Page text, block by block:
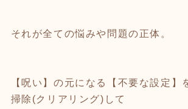
それが全ての悩みや問題の正体。
【呪い】の元になる【不要な設定】
掃除(クリアリング)して